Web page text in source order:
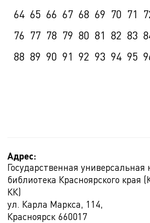
64 65 66 67 68 69 70 71
76 77 78 79 80 81 82 83
88 89 90 91 92 93 94 95
Адрес:
Государственная универсальная
библиотека Красноярского края
КК)
ул. Карла Маркса, 114,
Красноярск 660017